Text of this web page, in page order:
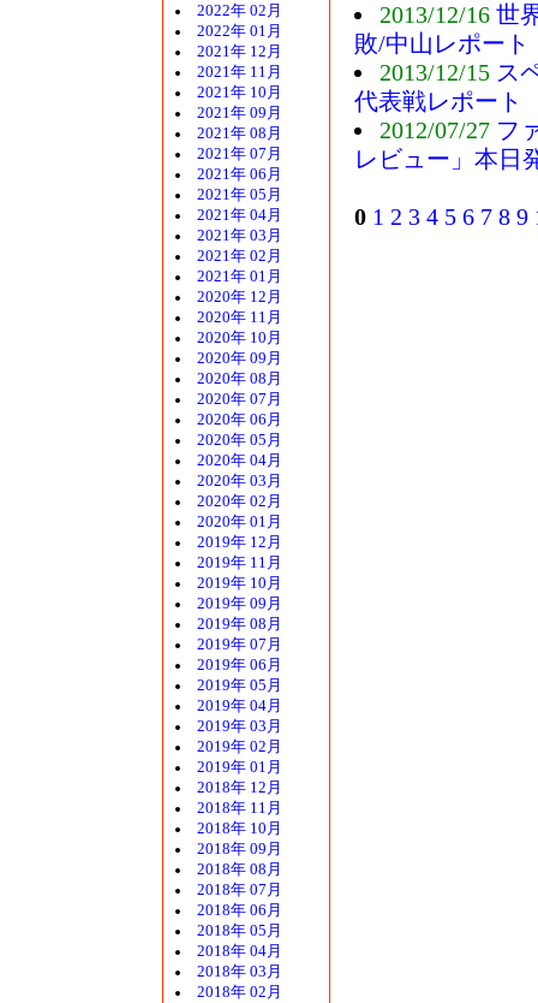
2022年 02月
2022年 01月
2021年 12月
2021年 11月
2021年 10月
2021年 09月
2021年 08月
2021年 07月
2021年 06月
2021年 05月
2021年 04月
2021年 03月
2021年 02月
2021年 01月
2020年 12月
2020年 11月
2020年 10月
2020年 09月
2020年 08月
2020年 07月
2020年 06月
2020年 05月
2020年 04月
2020年 03月
2020年 02月
2020年 01月
2019年 12月
2019年 11月
2019年 10月
2019年 09月
2019年 08月
2019年 07月
2019年 06月
2019年 05月
2019年 04月
2019年 03月
2019年 02月
2019年 01月
2018年 12月
2018年 11月
2018年 10月
2018年 09月
2018年 08月
2018年 07月
2018年 06月
2018年 05月
2018年 04月
2018年 03月
2018年 02月
2013/12/16 世
敗/中山レポート
2013/12/15 ス
代表戦レポート
2012/07/27 フ
レビュー」本日
0 1 2 3 4 5 6 7 8 9